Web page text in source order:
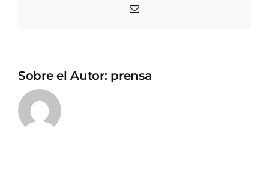
Correo
Sobre el Autor: prensa